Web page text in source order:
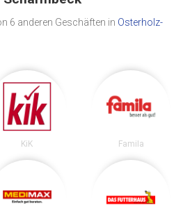
6 anderen Geschäften in Osterholz-
KiK Famila